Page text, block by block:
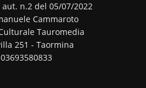
n.2 del 05/07/2022
Cammaroto
Tauromedia
251 - Taormina